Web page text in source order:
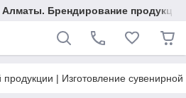
Брендирование
продукции | Изготовление